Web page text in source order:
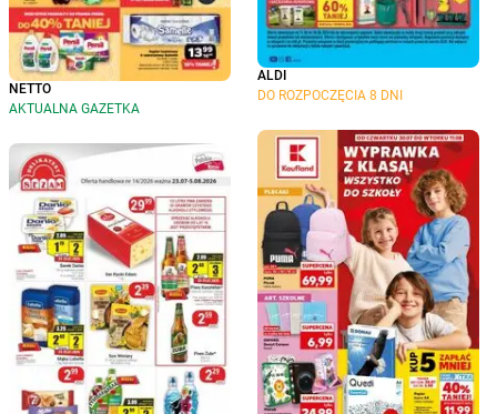
NETTO
AKTUALNA GAZETKA
ALDI
DO ROZPOCZĘCIA 8 DNI